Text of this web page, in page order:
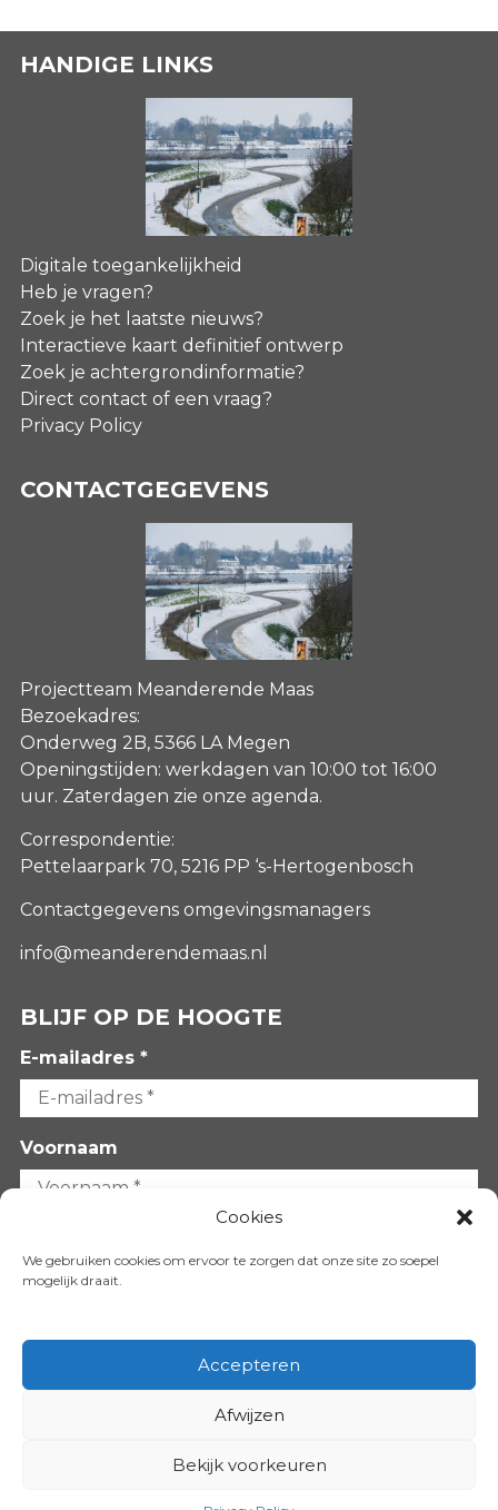
Cookies
We gebruiken cookies om ervoor te zorgen dat onze site zo soepel
mogelijk draait.
Accepteren
Afwijzen
Bekijk voorkeuren
HANDIGE LINKS
Digitale toegankelijkheid
Heb je vragen?
Zoek je het laatste nieuws?
Interactieve kaart definitief ontwerp
Zoek je achtergrondinformatie?
Direct contact of een vraag?
Privacy Policy
CONTACTGEGEVENS
Projectteam Meanderende Maas
Bezoekadres:
Onderweg 2B, 5366 LA Megen
Openingstijden: werkdagen van 10:00 tot 16:00
uur. Zaterdagen zie onze agenda.
Correspondentie:
Pettelaarpark 70, 5216 PP ‘s-Hertogenbosch
Contactgegevens omgevingsmanagers
info@meanderendemaas.nl
BLIJF OP DE HOOGTE
E-mailadres *
Voornaam
VOLG ONS OP: